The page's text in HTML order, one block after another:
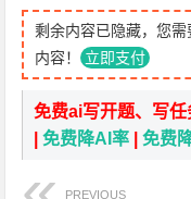
剩余内容已隐藏，您需
内容！ 立即支付
免费ai写开题、写
|免费降AI率 |免费
PREVIOUS